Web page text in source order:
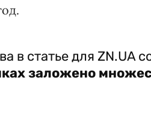
в статье для ZN.UA
заложено